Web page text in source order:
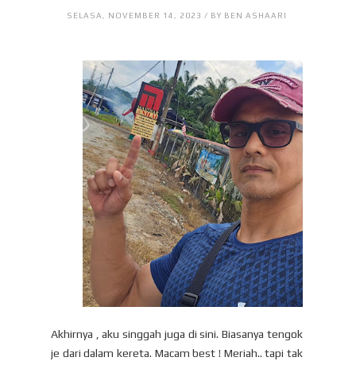
SELASA, NOVEMBER 14, 2023 / BY BEN ASHAARI
Akhirnya , aku singgah juga di sini. Biasanya tengok
je dari dalam kereta. Macam best ! Meriah.. tapi tak